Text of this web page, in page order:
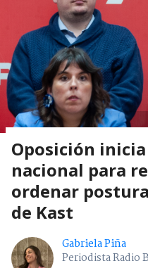
Oposición
nacional para
ordenar
de Kast
Gabriela Piña
Periodista Radio